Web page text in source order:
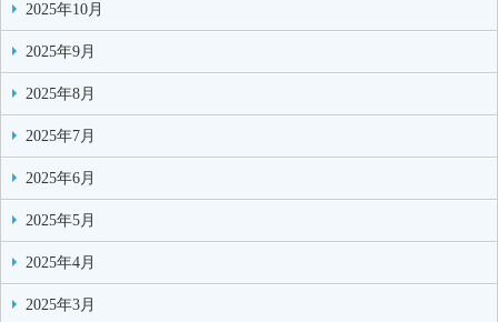
2025年10月
2025年9月
2025年8月
2025年7月
2025年6月
2025年5月
2025年4月
2025年3月